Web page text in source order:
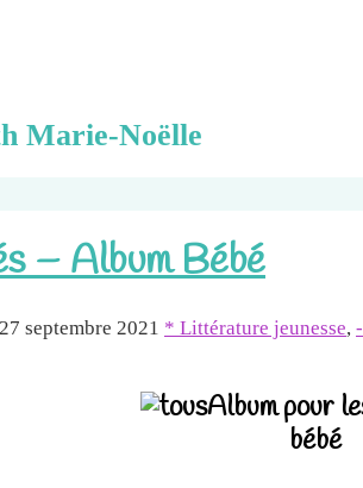
Marie-Noëlle
– Album Bébé
27 septembre 2021 * Littérature jeunesse,
Album pour
bébé